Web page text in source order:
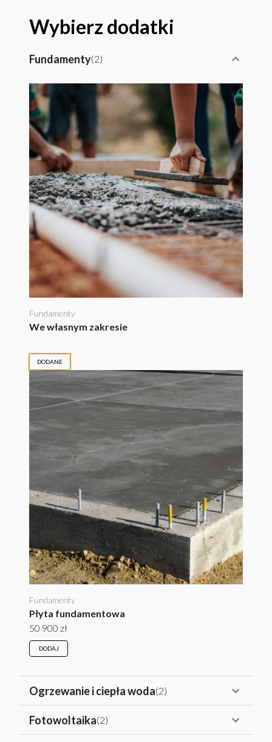
Wybierz dodatki
Fundamenty(2)
Fundamenty
We własnym zakresie
DODANE
Fundamenty
Płyta fundamentowa
50 900 zł
DODAJ
Ogrzewanie i ciepła woda(2)
Fotowoltaika(2)